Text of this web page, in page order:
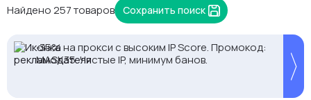
Найдено 257 товаров Сохранить поиск
Proxys.io - лучшие прокси 💚 Подберём под ваши
задачи 🚀 Промокод Store - 20% на всё!
2328.io — прием крипто платежей
-35% на прокси с высоким IP Score. Промокод:
MASK35. Чистые IP, минимум банов.